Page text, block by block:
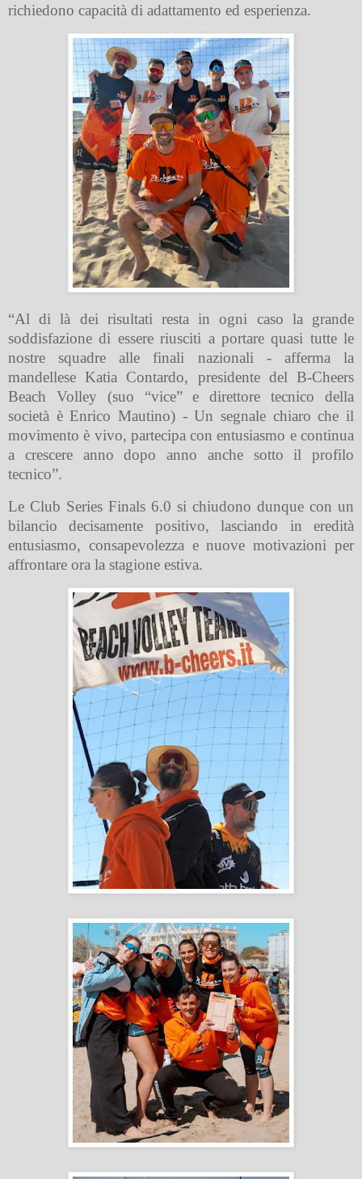
richiedono capacità di adattamento ed esperienza.
“Al di là dei risultati resta in ogni caso la grande
soddisfazione di essere riusciti a portare quasi tutte le
nostre squadre alle finali nazionali - afferma la
mandellese Katia Contardo, presidente del B-Cheers
Beach Volley (suo “vice” e direttore tecnico della
società è Enrico Mautino) - Un segnale chiaro che il
movimento è vivo, partecipa con entusiasmo e continua
a crescere anno dopo anno anche sotto il profilo
tecnico”.
Le Club Series Finals 6.0 si chiudono dunque con un
bilancio decisamente positivo, lasciando in eredità
entusiasmo, consapevolezza e nuove motivazioni per
affrontare ora la stagione estiva.